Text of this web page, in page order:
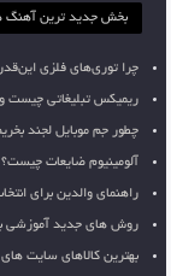
بخش جدید ترین آهنگ
چرا توری‌های فلزی این‌قدر
ریمیکس تبلیغاتی چیست
چطور جم موبایل لجند
آلومینیوم ضایعات
راهنمای والدین برای
روش های جدید آموزشی
بهترین کالاهای سایت